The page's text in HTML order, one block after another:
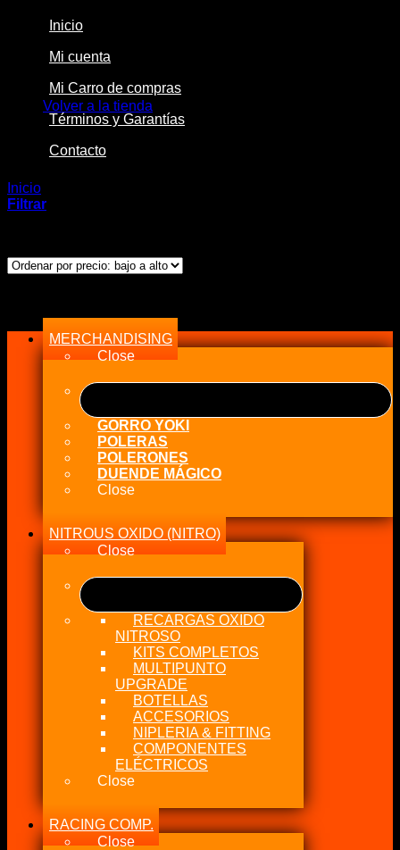
Volver a la tienda
Inicio
Mi cuenta
Mi Carro de compras
Términos y Garantías
Contacto
Inicio
Filtrar
MERCHANDISING
Close
GORRO YOKI
POLERAS
POLERONES
DUENDE MÁGICO
Close
NITROUS OXIDO (NITRO)
Close
RECARGAS OXIDO
NITROSO
KITS COMPLETOS
MULTIPUNTO
UPGRADE
BOTELLAS
ACCESORIOS
NIPLERIA & FITTING
COMPONENTES
ELÉCTRICOS
Close
RACING COMP.
Close